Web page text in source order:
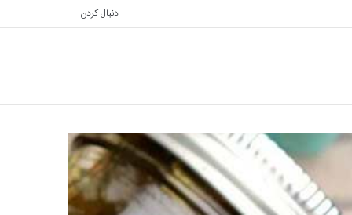
دنبال کردن
برایپوسته